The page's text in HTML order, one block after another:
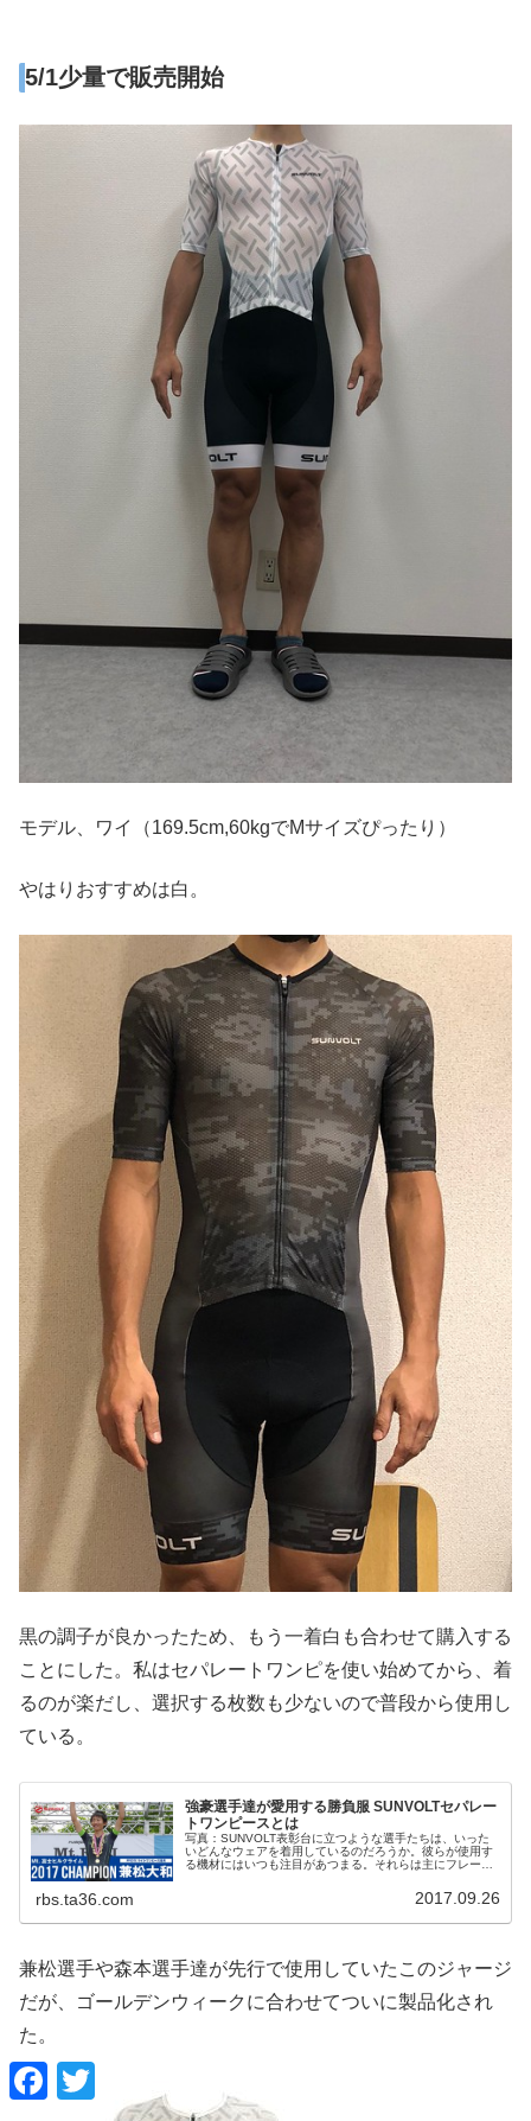
5/1少量で販売開始
モデル、ワイ（169.5cm,60kgでMサイズぴったり）
やはりおすすめは白。
黒の調子が良かったため、もう一着白も合わせて購入する
ことにした。私はセパレートワンピを使い始めてから、着
るのが楽だし、選択する枚数も少ないので普段から使用し
ている。
強豪選手達が愛用する勝負服 SUNVOLTセパレー
トワンピースとは
写真：SUNVOLT表彰台に立つような選手たちは、いった
いどんなウェアを着用しているのだろうか。彼らが使用す
る機材にはいつも注目があつまる。それらは主にフレーム
に関して言えばあまり注目されることはなかった。私は素
朴な疑問を持って、最近開催された国内のアマチュアレー
rbs.ta36.com 2017.09.26
兼松選手や森本選手達が先行で使用していたこのジャージ
だが、ゴールデンウィークに合わせてついに製品化され
た。
F